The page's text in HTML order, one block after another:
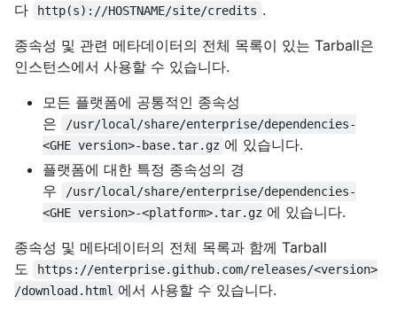
다
http(s)://HOSTNAME/site/credits .
종속성 및 관련 메타데이터의 전체 목록이 있는 Tarball은
인스턴스에서 사용할 수 있습니다.
모든 플랫폼에 공통적인 종속성
은
/usr/local/share/enterprise/dependencies-
<GHE version>-base.tar.gz 에 있습니다.
플랫폼에 대한 특정 종속성의 경
우
/usr/local/share/enterprise/dependencies-
<GHE version>-<platform>.tar.gz 에 있습니다.
종속성 및 메타데이터의 전체 목록과 함께 Tarball
도
https://enterprise.github.com/releases/<version>
/download.html 에서 사용할 수 있습니다.